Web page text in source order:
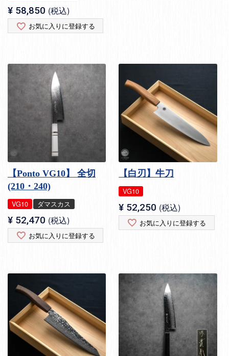
¥ 58,850 税込
お気に入りに登録する
【Ponto VG10】 全切
(210・240)
VG10 ダマスカス
¥ 52,470 税込
お気に入りに登録する
【白刃】牛刀
VG10
¥ 52,250 税込
お気に入りに登録する